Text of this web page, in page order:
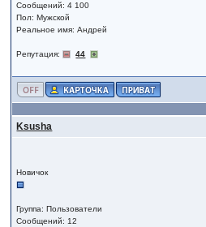
Сообщений: 4 100
Пол: Мужской
Реальное имя: Андрей
Репутация: 44
Ksusha
Новичок
Группа: Пользователи
Сообщений: 12